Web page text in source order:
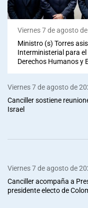
Viernes 7 de agosto
Ministro (s) Torres
Interministerial para
Derechos Humanos y
Viernes 7 de agosto de
Canciller sostiene
Israel
Viernes 7 de agosto de
Canciller acompaña a
presidente electo de